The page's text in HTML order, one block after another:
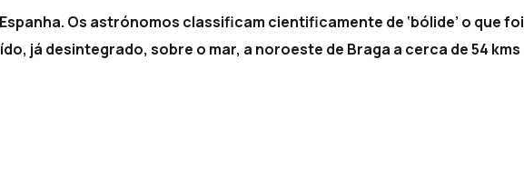
Os astrónomos classificam cientificamente de ‘bólide’ o que foi
já desintegrado, sobre o mar, a noroeste de Braga a cerca de 54 kms